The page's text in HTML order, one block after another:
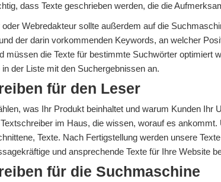
dass Texte geschrieben werden, die die
oder Webredakteur sollte außerdem auf die
der darin vorkommenden Keywords, an welcher
müssen die Texte für bestimmte Suchwörter optimiert
der Liste mit den Suchergebnissen an.
für den Leser
was Ihr Produkt beinhaltet und warum Kunden
im Haus, die wissen, worauf es
Texte. Nach Fertigstellung werden unsere
und ansprechende Texte für Ihre Website
für die Suchmaschine